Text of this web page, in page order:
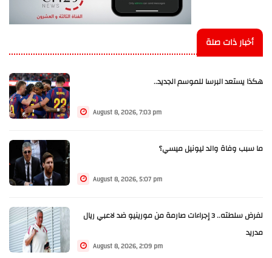
أخبار ذات صلة
هكذا يستعد البرسا للموسم الجديد..
August 8, 2026, 7:03 pm
ما سبب وفاة والد ليونيل ميسي؟
August 8, 2026, 5:07 pm
لفرض سلطته.. 3 إجراءات صارمة من مورينيو ضد لاعبي ريال
مدريد
August 8, 2026, 2:09 pm